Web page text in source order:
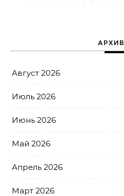
Август 2026
Июль 2026
Июнь 2026
Май 2026
Апрель 2026
Март 2026